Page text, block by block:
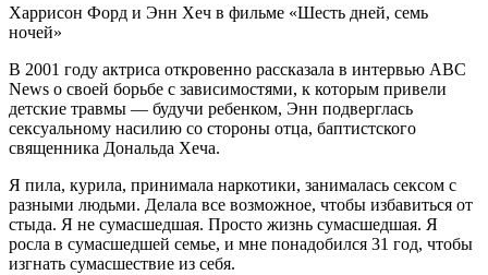
Харрисон Форд и Энн Хеч в фильме «Шесть дней, семь
ночей»
В 2001 году актриса откровенно рассказала в интервью ABC
News о своей борьбе с зависимостями, к которым привели
детские травмы — будучи ребенком, Энн подверглась
сексуальному насилию со стороны отца, баптистского
священника Дональда Хеча.
Я пила, курила, принимала наркотики, занималась сексом с
разными людьми. Делала все возможное, чтобы избавиться от
стыда. Я не сумасшедшая. Просто жизнь сумасшедшая. Я
росла в сумасшедшей семье, и мне понадобился 31 год, чтобы
изгнать сумасшествие из себя.